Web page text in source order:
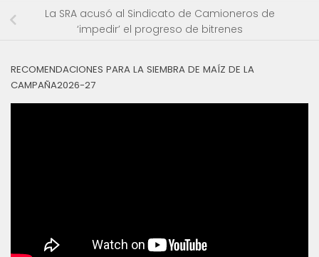
La SRA acusó al Sindicato de Camioneros de
‘impedir’ el progreso de bitrenes
RECOMENDACIONES PARA LA SIEMBRA DE MAÍZ DE LA
CAMPAÑA2026-27